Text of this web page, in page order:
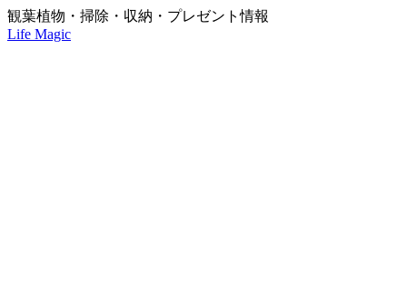
観葉植物・掃除・収納・プレゼント情報
Life Magic